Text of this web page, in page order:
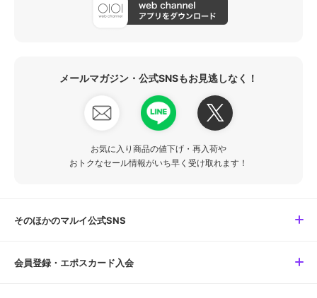
メールマガジン・公式SNSもお見逃しなく！
お気に入り商品の値下げ・再入荷や
おトクなセール情報がいち早く受け取れます！
そのほかのマルイ公式SNS
会員登録・エポスカード入会